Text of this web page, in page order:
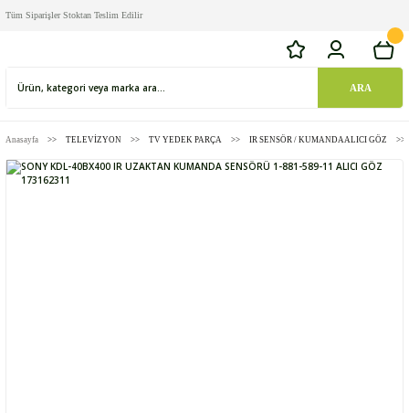
Tüm Siparişler Stoktan Teslim Edilir
ARA
Anasayfa TELEVİZYON TV YEDEK PARÇA IR SENSÖR / KUMANDA ALICI GÖZ